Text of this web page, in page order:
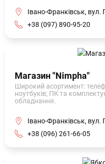
Івано-Франківськ, вул.
+38 (097) 890-95-20
Магазин "Nimpha"
Широкий асортимент:
ноутбуків; ПК та
обладнання.
Івано-Франківськ, вул.
+38 (096) 261-66-05